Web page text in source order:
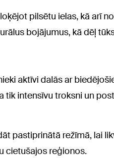
pilsētu ielas, kā arī
bojājumus, kā dēļ
aktīvi dalās ar
tik intensīvu troksni un
pastiprinātā režīmā, lai
cietušajos reģionos.